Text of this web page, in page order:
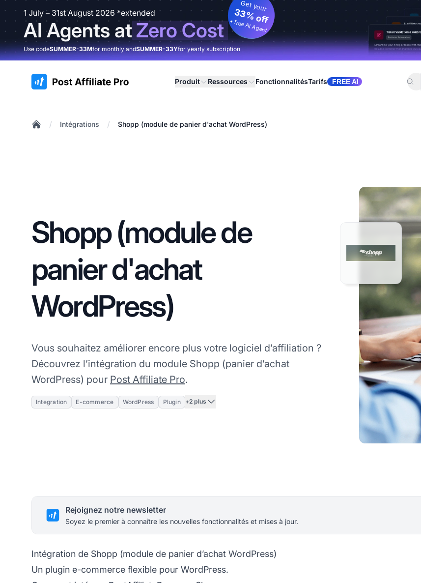
1 July – 31st August 2026 *extended
AI Agents atZero Cost
Get your
33% off
+ free AI Agent
Use codeSUMMER-33Mfor monthly andSUMMER-33Yfor yearly subscription
:site.title Produit Ressources FonctionnalitésTarifs FREE AI
/ Intégrations / Shopp (module de panier d'achat WordPress)
Shopp (module de
panier d'achat
WordPress)
Vous souhaitez améliorer encore plus votre logiciel d’affiliation ?
Découvrez l’intégration du module Shopp (panier d’achat
WordPress) pour Post Affiliate Pro.
Integration E-commerce WordPress Plugin +2 plus
Rejoignez notre newsletter
Soyez le premier à connaître les nouvelles fonctionnalités et mises à jour.
Intégration de Shopp (module de panier d’achat WordPress)
Un plugin e-commerce flexible pour WordPress.